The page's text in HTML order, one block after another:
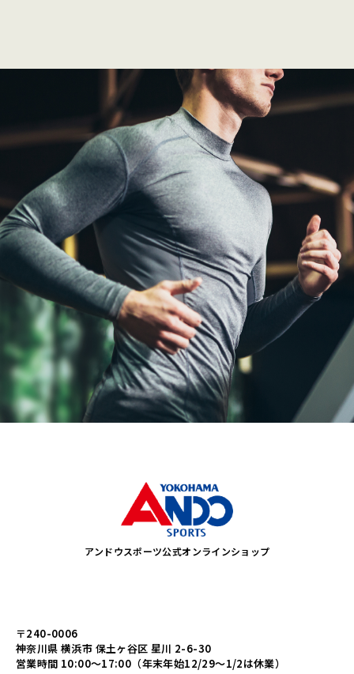
アンドウスポーツ公式オンラインショップ
〒240-0006
神奈川県 横浜市 保土ヶ谷区 星川 2-6-30
営業時間 10:00～17:00（年末年始12/29～1/2は休業）